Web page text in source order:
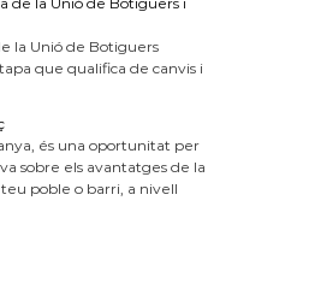
la Unió de Botiguers
que qualifica de canvis i
és una oportunitat per
sobre els avantatges de la
poble o barri, a nivell